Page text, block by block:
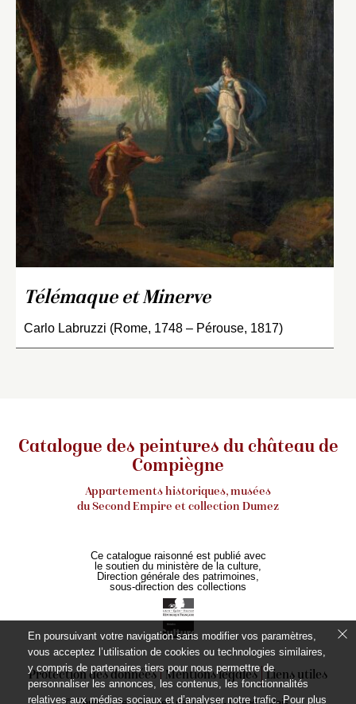
Télémaque et Minerve
Carlo Labruzzi (Rome, 1748 – Pérouse, 1817)
Catalogue des peintures du château de
Compiègne
Appartements historiques, musées
du Second Empire et collection Dumez
Ce catalogue raisonné est publié avec
le soutien du ministère de la culture,
Direction générale des patrimoines,
sous-direction des collections
Protection des données Mentions légales Liens utiles
En poursuivant votre navigation sans modifier vos paramètres,
vous acceptez l’utilisation de cookies ou technologies similaires,
y compris de partenaires tiers pour nous permettre de
personnaliser les annonces, les contenus, les fonctionnalités
relatives aux médias sociaux et d’analyser notre trafic. Pour plus